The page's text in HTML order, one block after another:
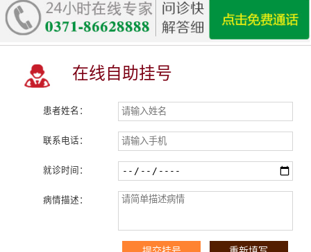
在线自助挂号
患者姓名：
联系电话：
就诊时间：
病情描述：